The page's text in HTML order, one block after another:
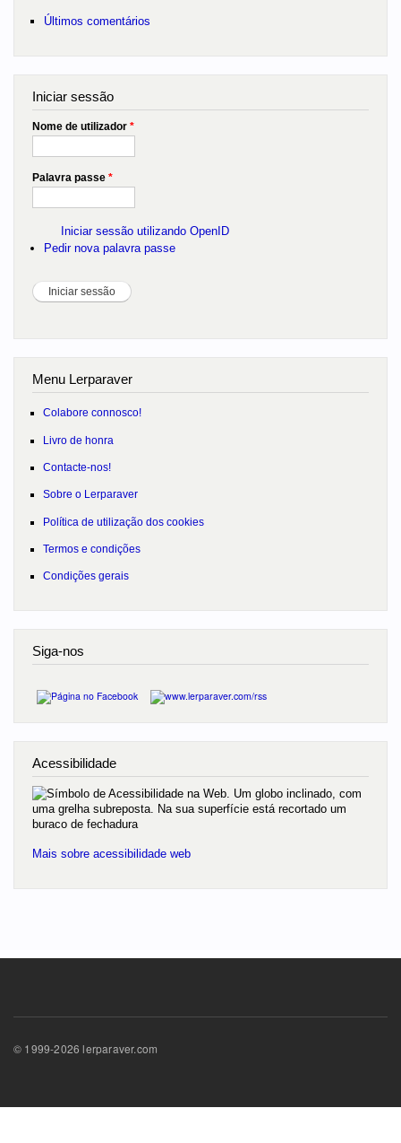
Últimos comentários
Iniciar sessão
Nome de utilizador *
Palavra passe *
Iniciar sessão utilizando OpenID
Pedir nova palavra passe
Menu Lerparaver
Colabore connosco!
Livro de honra
Contacte-nos!
Sobre o Lerparaver
Política de utilização dos cookies
Termos e condições
Condições gerais
Siga-nos
Acessibilidade
Mais sobre acessibilidade web
© 1999-2026 lerparaver.com